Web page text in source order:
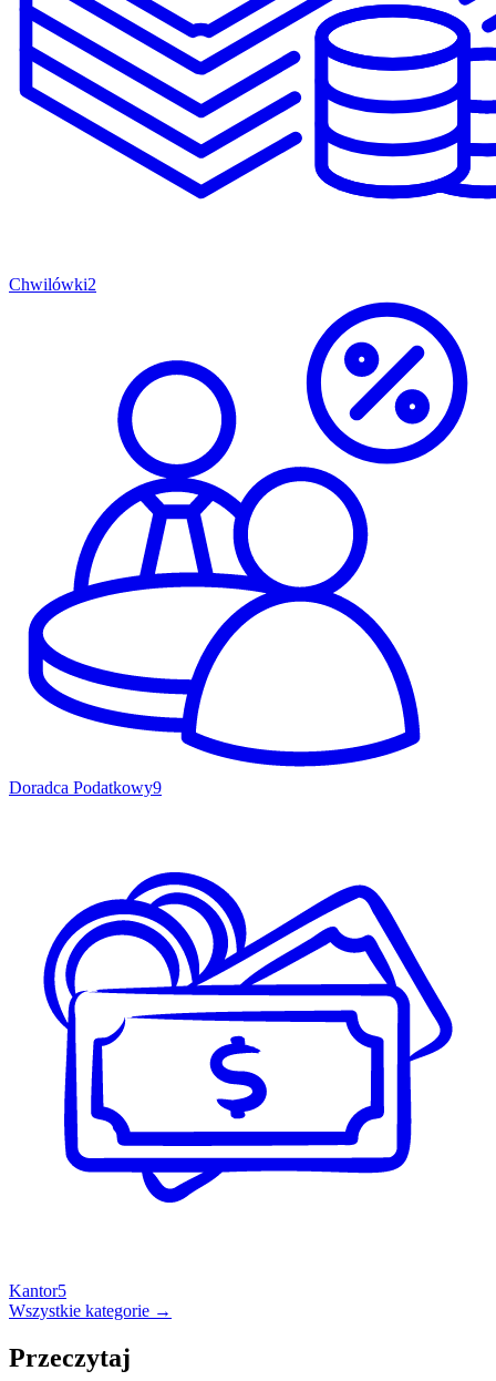
Chwilówki2
Doradca Podatkowy9
Kantor5
Wszystkie kategorie →
Przeczytaj